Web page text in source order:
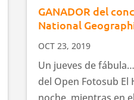
GANADOR del
National
OCT 23, 2019
Un jueves de
del Open Fotosub